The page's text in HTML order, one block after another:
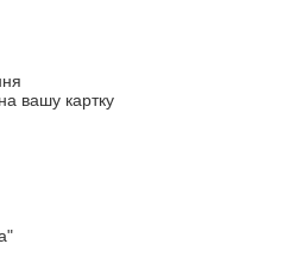
вашу картку